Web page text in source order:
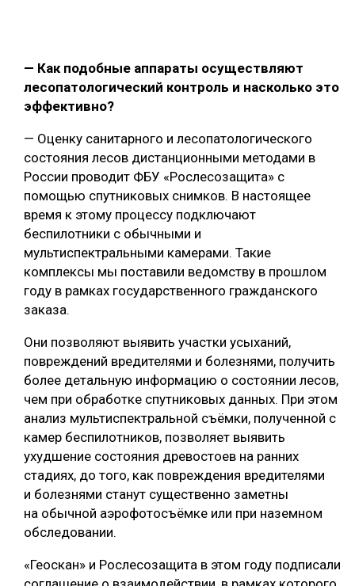
— Как подобные аппараты осуществляют
лесопатологический контроль и насколько это
эффективно?
— Оценку санитарного и лесопатологического
состояния лесов дистанционными методами в
России проводит ФБУ «Рослесозащита» с
помощью спутниковых снимков. В настоящее
время к этому процессу подключают
беспилотники с обычными и
мультиспектральными камерами. Такие
комплексы мы поставили ведомству в прошлом
году в рамках государственного гражданского
заказа.
Они позволяют выявить участки усыханий,
повреждений вредителями и болезнями, получить
более детальную информацию о состоянии лесов,
чем при обработке спутниковых данных. При этом
анализ мультиспектральной съёмки, полученной с
камер беспилотников, позволяет выявить
ухудшение состояния древостоев на ранних
стадиях, до того, как повреждения вредителями
и болезнями станут существенно заметны
на обычной аэрофотосъёмке или при наземном
обследовании.
«Геоскан» и Рослесозащита в этом году подписали